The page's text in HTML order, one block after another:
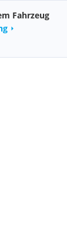
Fahrzeug